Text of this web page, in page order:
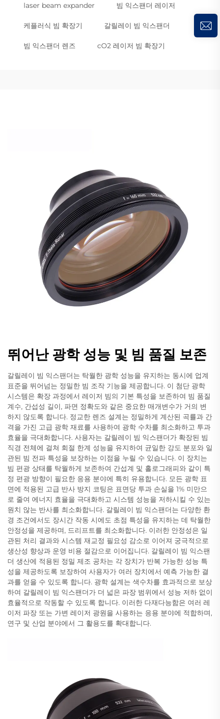
laser beam expander 빔 익스팬더 레이저
케플러식 빔 확장기 갈릴레이 빔 익스팬더
빔 익스팬더 렌즈 cO2 레이저 빔 확장기
뛰어난 광학 성능 및 빔 품질 보존
갈릴레이 빔 익스팬더는 탁월한 광학 성능을 유지하는 동시에 업계
표준을 뛰어넘는 정밀한 빔 조작 기능을 제공합니다. 이 첨단 광학
시스템은 확장 과정에서 레이저 빔의 기본 특성을 보존하여 빔 품질
계수, 간섭성 길이, 파면 정확도와 같은 중요한 매개변수가 거의 변
하지 않도록 합니다. 정교한 렌즈 설계는 정밀하게 계산된 곡률과 간
격을 가진 고급 광학 재료를 사용하여 광학 수차를 최소화하고 투과
효율을 극대화합니다. 사용자는 갈릴레이 빔 익스팬더가 확장된 빔
직경 전체에 걸쳐 회절 한계 성능을 유지하여 균일한 강도 분포와 일
관된 빔 전파 특성을 보장하는 이점을 누릴 수 있습니다. 이 장치는
빔 편광 상태를 탁월하게 보존하여 간섭계 및 홀로그래피와 같이 특
정 편광 방향이 필요한 응용 분야에 특히 유용합니다. 모든 광학 표
면에 적용된 고급 반사 방지 코팅은 표면당 투과 손실을 1% 미만으
로 줄여 에너지 효율을 극대화하고 시스템 성능을 저하시킬 수 있는
원치 않는 반사를 최소화합니다. 갈릴레이 빔 익스팬더는 다양한 환
경 조건에서도 장시간 작동 시에도 초점 특성을 유지하는 데 탁월한
안정성을 제공하며, 드리프트를 최소화합니다. 이러한 안정성은 일
관된 처리 결과와 시스템 재교정 필요성 감소로 이어져 궁극적으로
생산성 향상과 운영 비용 절감으로 이어집니다. 갈릴레이 빔 익스팬
더 생산에 적용된 정밀 제조 공차는 각 장치가 반복 가능한 성능 특
성을 제공하도록 보장하여 사용자가 여러 장치에서 예측 가능한 결
과를 얻을 수 있도록 합니다. 광학 설계는 색수차를 효과적으로 보상
하여 갈릴레이 빔 익스팬더가 더 넓은 파장 범위에서 성능 저하 없이
효율적으로 작동할 수 있도록 합니다. 이러한 다재다능함은 여러 레
이저 파장 또는 가변 레이저 광원을 사용하는 응용 분야에 적합하며,
연구 및 산업 분야에서 그 활용도를 확대합니다.